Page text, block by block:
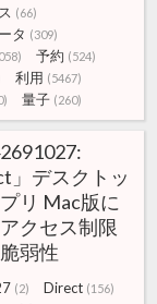
(66)
タ (309)
予約 (524)
利用 (5467)
量子 (260)
」デスクトッ
リ Mac版に
クセス制限
弱性
(2) Direct (156)